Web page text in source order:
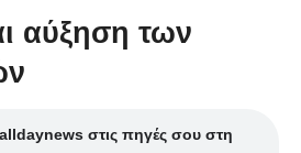
αύξηση των
στις πηγές σου στη